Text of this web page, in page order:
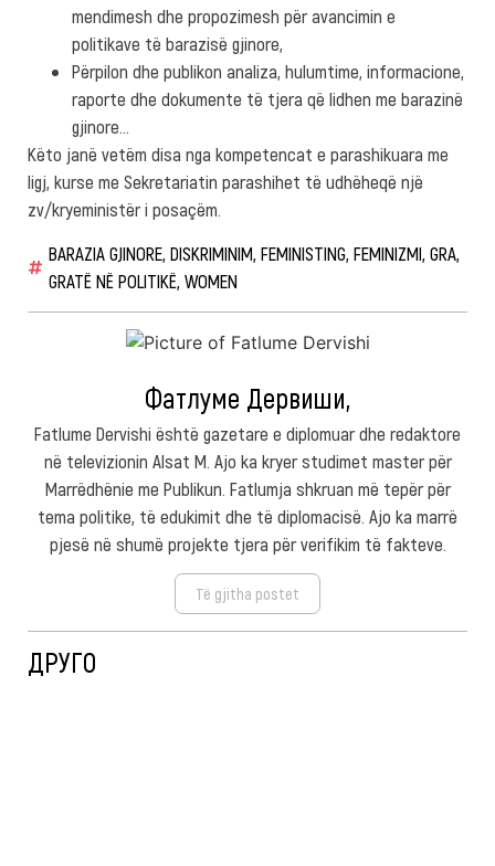
mendimesh dhe propozimesh për avancimin e
politikave të barazisë gjinore,
Përpilon dhe publikon analiza, hulumtime, informacione,
raporte dhe dokumente të tjera që lidhen me barazinë
gjinore…
Këto janë vetëm disa nga kompetencat e parashikuara me
ligj, kurse me Sekretariatin parashihet të udhëheqë një
zv/kryeministër i posaçëm.
BARAZIA GJINORE DISKRIMINIM FEMINISTING FEMINIZMI GRA
GRATË NË POLITIKË WOMEN
Фатлуме Дервиши,
Fatlume Dervishi është gazetare e diplomuar dhe redaktore
në televizionin Alsat M. Ajo ka kryer studimet master për
Marrëdhënie me Publikun. Fatlumja shkruan më tepër për
tema politike, të edukimit dhe të diplomacisë. Ajo ka marrë
pjesë në shumë projekte tjera për verifikim të fakteve.
Të gjitha postet
ДРУГО